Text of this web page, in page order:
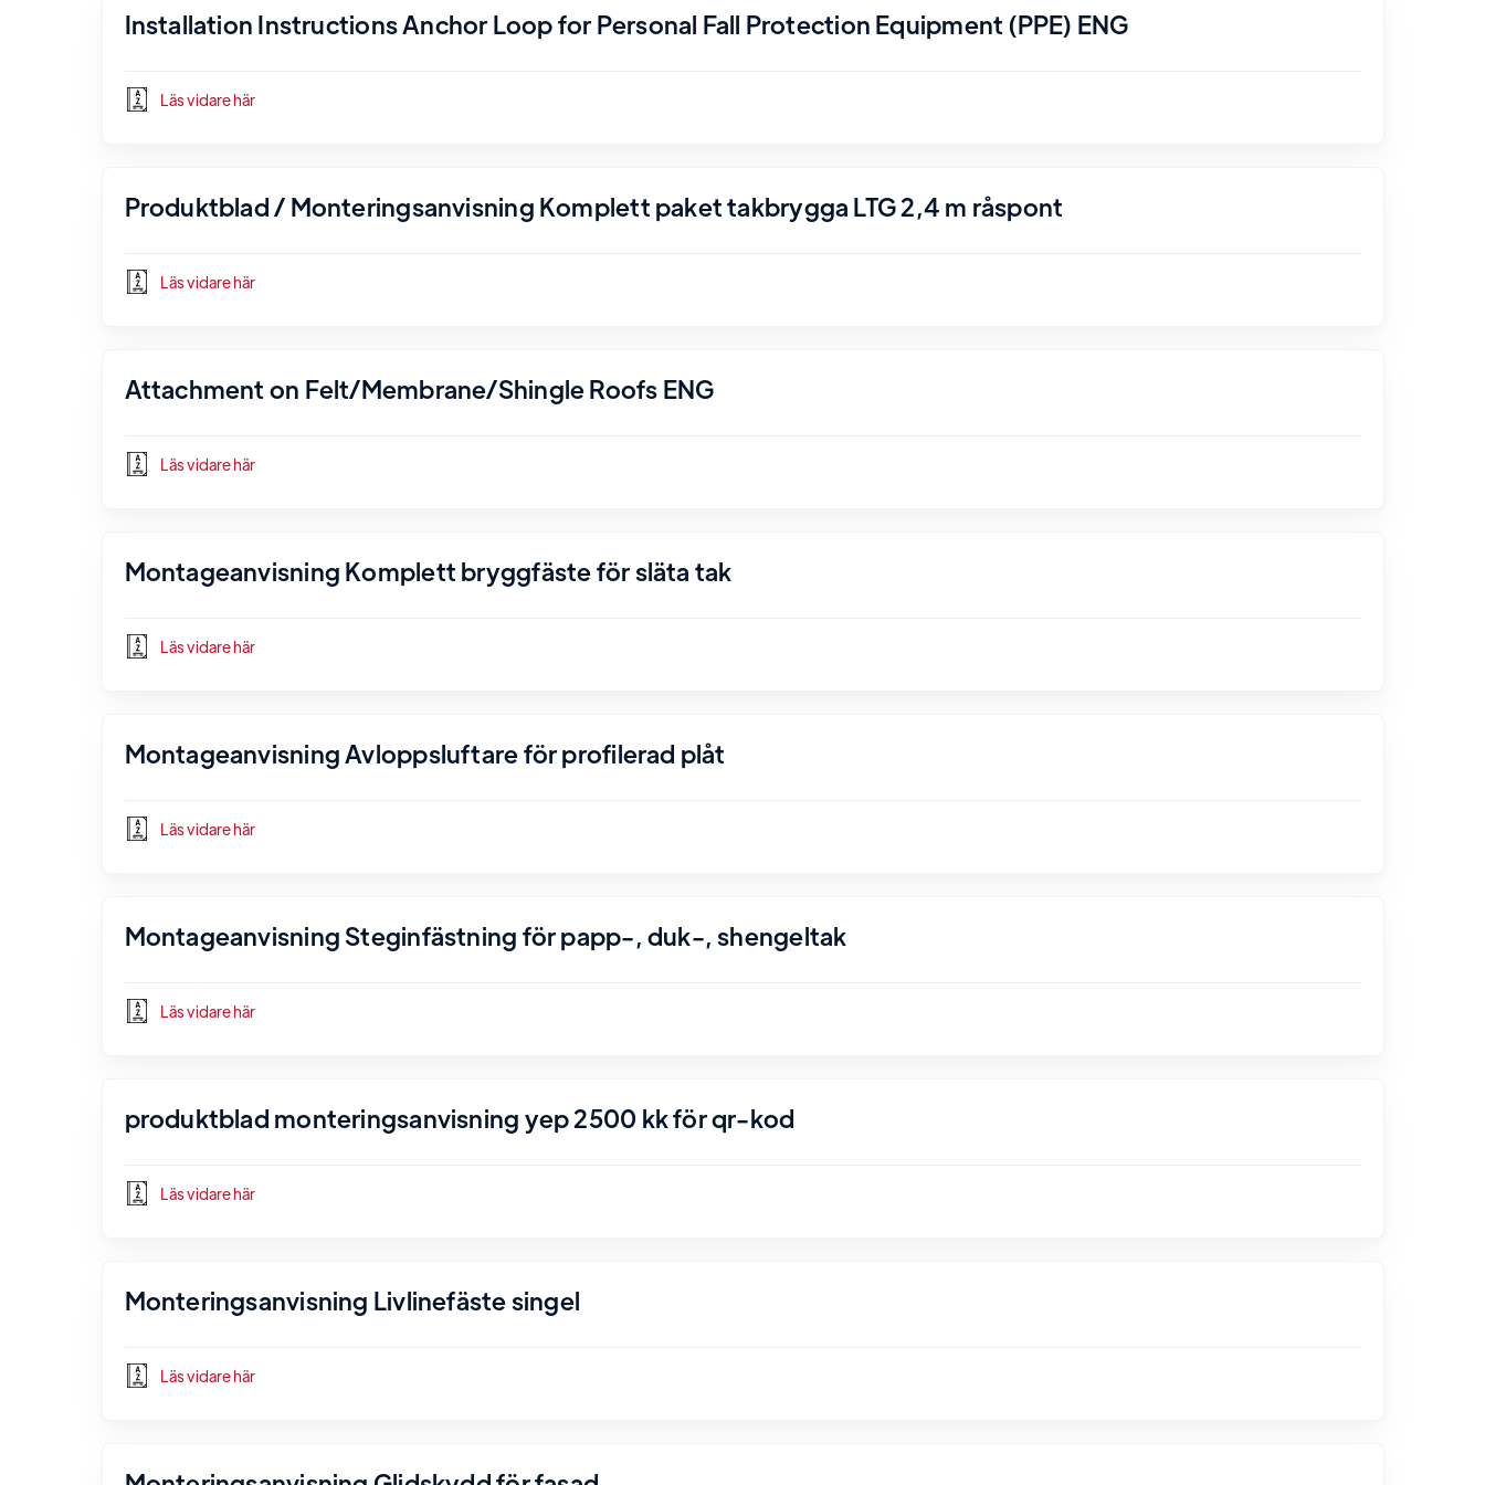
Installation Instructions Anchor Loop for Personal Fall Protection Equipment (PPE) ENG
Läs vidare här
Produktblad / Monteringsanvisning Komplett paket takbrygga LTG 2,4 m råspont
Läs vidare här
Attachment on Felt/Membrane/Shingle Roofs ENG
Läs vidare här
Montageanvisning Komplett bryggfäste för släta tak
Läs vidare här
Montageanvisning Avloppsluftare för profilerad plåt
Läs vidare här
Montageanvisning Steginfästning för papp-, duk-, shengeltak
Läs vidare här
produktblad monteringsanvisning yep 2500 kk för qr-kod
Läs vidare här
Monteringsanvisning Livlinefäste singel
Läs vidare här